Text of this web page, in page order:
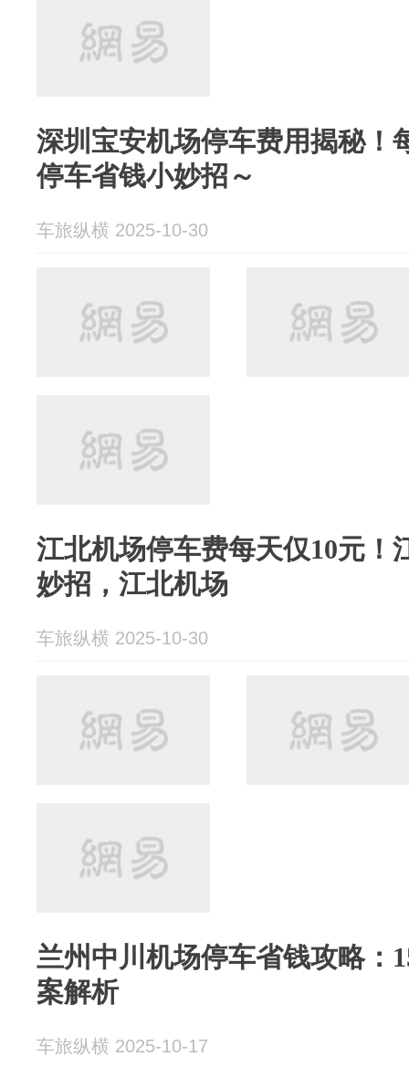
深圳宝安机场停车费用揭秘！
停车省钱小妙招～
车旅纵横 2025-10-30
江北机场停车费每天仅10元！
妙招，江北机场
车旅纵横 2025-10-30
兰州中川机场停车省钱攻略：
案解析
车旅纵横 2025-10-17